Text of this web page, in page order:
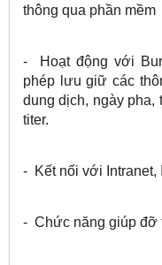
thông qua phần mềm
- Hoạt động với
phép lưu giữ các
dung dịch, ngày
titer.
- Kết nối với Intranet,
- Chức năng giúp đỡ